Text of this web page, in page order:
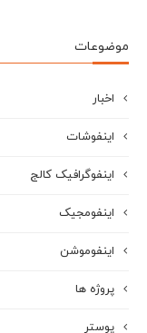
موضوعات
اخبار
اینفوشات
اینفوگرافیک کالج
اینفومجیک
اینفوموشن
پروژه ها
پوستر